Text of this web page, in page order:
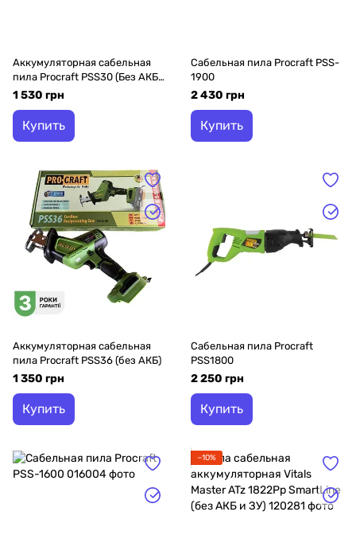
Аккумуляторная сабельная
пила Procraft PSS30 (Без АКБ
и ЗУ)
1 530 грн
Купить
Сабельная пила Procraft PSS-
1900
2 430 грн
Купить
Аккумуляторная сабельная
пила Procraft PSS36 (без АКБ)
1 350 грн
Купить
Сабельная пила Procraft
PSS1800
2 250 грн
Купить
−10%